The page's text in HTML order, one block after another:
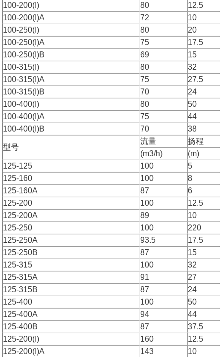
100-200(I)
80
12.5
100-200(I)A
72
10
100-250(I)
80
20
100-250(I)A
75
17.5
100-250(I)B
69
15
100-315(I)
80
32
100-315(I)A
75
27.5
100-315(I)B
70
24
100-400(I)
80
50
100-400(I)A
75
44
100-400(I)B
70 38
型号
流量
扬程
(m3/h)
(m)
125-125
100
5
125-160
100
8
125-160A
87
6
125-200
100
12.5
125-200A
89
10
125-250
100
220
125-250A
93.5
17.5
125-250B
87
15
125-315
100
32
125-315A
91
27
125-315B
87
24
125-400
100
50
125-400A
94
44
125-400B
87
37.5
125-200(I)
160
12.5
125-200(I)A
143
10